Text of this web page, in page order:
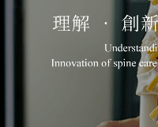
醫療服務
Medical Service